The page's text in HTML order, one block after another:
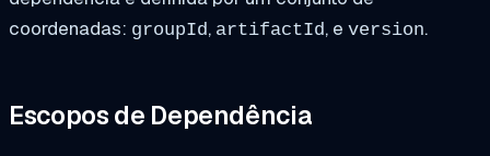
coordenadas: groupId, artifactId, e version.
Escopos de Dependência